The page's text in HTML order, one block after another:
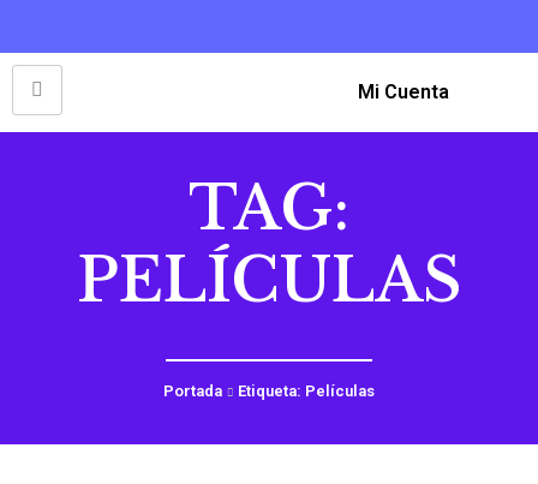
Mi Cuenta
TAG:
PELÍCULAS
Portada Etiqueta: Películas